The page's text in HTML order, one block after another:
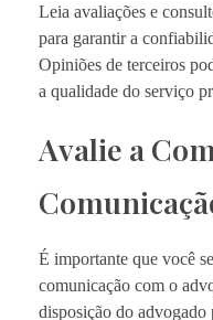
Leia avaliações e
para garantir a
Opiniões de terceiros
a qualidade do serviço
Avalie a
É importante que você
comunicação com o
disposição do advogado